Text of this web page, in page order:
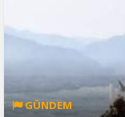
GÜNDEM